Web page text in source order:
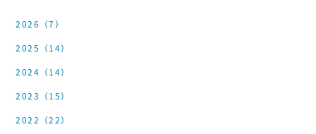
2026（7）
2025（14）
2024（14）
2023（15）
2022（22）